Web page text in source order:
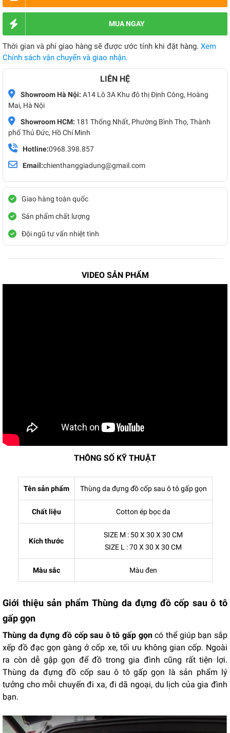
MUA NGAY
Thời gian và phí giao hàng sẽ được ước tính khi đặt hàng. Xem
Chính sách vận chuyển và giao nhận.
LIÊN HỆ
Showroom Hà Nội: A14 Lô 3A Khu đô thị Định Công, Hoàng
Mai, Hà Nội
Showroom HCM: 181 Thống Nhất, Phường Bình Thọ, Thành
phố Thủ Đức, Hồ Chí Minh
Hotline:0968.398.857
Email:chienthanggiadung@gmail.com
Giao hàng toàn quốc
Sản phẩm chất lượng
Đội ngũ tư vấn nhiệt tình
VIDEO SẢN PHẨM
THÔNG SỐ KỸ THUẬT
Tên sản phẩm Thùng da đựng đồ cốp sau ô tô gấp gọn
Chất liệu Cotton ép bọc da
Kích thước
SIZE M : 50 X 30 X 30 CM
SIZE L : 70 X 30 X 30 CM
Màu sắc Màu đen
Giới thiệu sản phẩm Thùng da đựng đồ cốp sau ô tô
gấp gọn
Thùng da đựng đồ cốp sau ô tô gấp gọncó thể giúp bạn sắp
xếp đồ đạc gọn gàng ở cốp xe, tối ưu không gian cốp. Ngoài
ra còn dễ gập gọn để đồ trong gia đình cũng rất tiện lợi.
Thùng da đựng đồ cốp sau ô tô gấp gọn là sản phẩm lý
tưởng cho mỗi chuyến đi xa, đi dã ngoại, du lịch của gia đình
bạn.